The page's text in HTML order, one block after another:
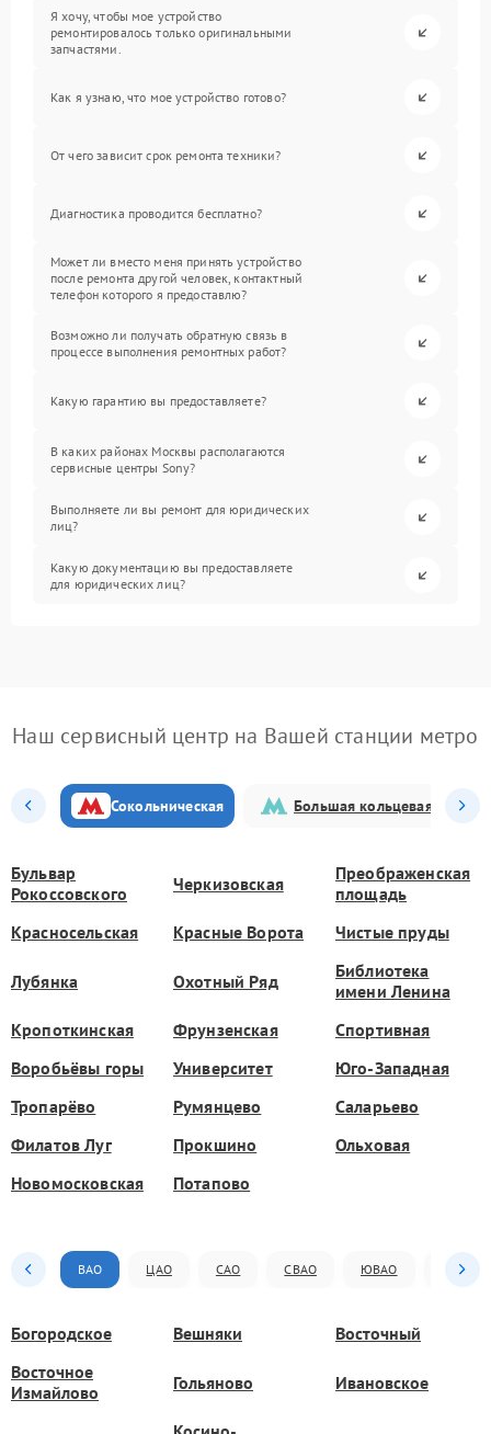
Я хочу, чтобы мое устройство
ремонтировалось только оригинальными
запчастями.
Как я узнаю, что мое устройство готово?
От чего зависит срок ремонта техники?
Диагностика проводится бесплатно?
Может ли вместо меня принять устройство
после ремонта другой человек, контактный
телефон которого я предоставлю?
Возможно ли получать обратную связь в
процессе выполнения ремонтных работ?
Какую гарантию вы предоставляете?
В каких районах Москвы располагаются
сервисные центры Sony?
Выполняете ли вы ремонт для юридических
лиц?
Какую документацию вы предоставляете
для юридических лиц?
Наш сервисный центр на Вашей станции метро
Сокольническая Большая кольцевая
Бульвар
Рокоссовского
Черкизовская
Преображенская
площадь
Красносельская
Красные Ворота Чистые пруды
Лубянка Охотный Ряд
Библиотека
имени Ленина
Кропоткинская
Фрунзенская
Спортивная
Воробьёвы горы
Университет
Юго-Западная
Тропарёво
Румянцево
Саларьево
Филатов Луг
Прокшино
Ольховая
Новомосковская
Потапово
ВАО ЦАО САО СВАО ЮВАО ЮАО
Богородское Вешняки
Восточный
Восточное
Измайлово
Гольяново Ивановское